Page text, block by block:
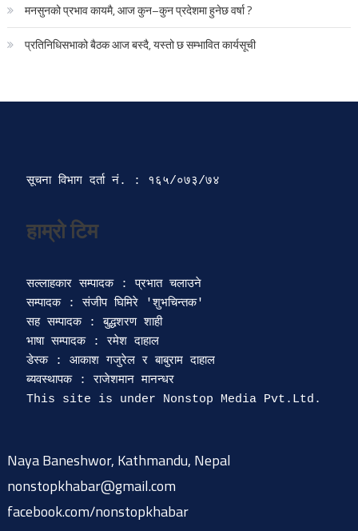
मनसुनको प्रभाव कायमै, आज कुन–कुन प्रदेशमा हुनेछ वर्षा ?
प्रतिनिधिसभाको बैठक आज बस्दै, यस्तो छ सम्भावित कार्यसूची
सूचना विभाग दर्ता‍ नं. : १६५/०७३/७४
हाम्रो टिम
सल्लाहकार सम्पादक : प्रभात चलाउने
सम्पादक : संजीप घिमिरे 'शुभचिन्तक'
सह सम्पादक : बुद्धशरण शाही
भाषा सम्पादक : रमेश दाहाल
डेस्क : आकाश गजुरेल र बाबुराम दाहाल
ब्यवस्थापक : राजेशमान मानन्धर
Naya Baneshwor, Kathmandu, Nepal
nonstopkhabar@gmail.com
facebook.com/nonstopkhabar